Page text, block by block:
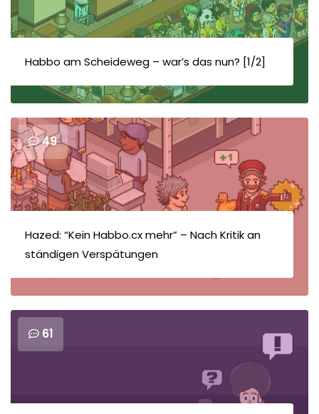
Habbo am Scheideweg – war’s das nun? [1/2]
49
Hazed: “Kein Habbo.cx mehr” – Nach Kritik an
ständigen Verspätungen
61